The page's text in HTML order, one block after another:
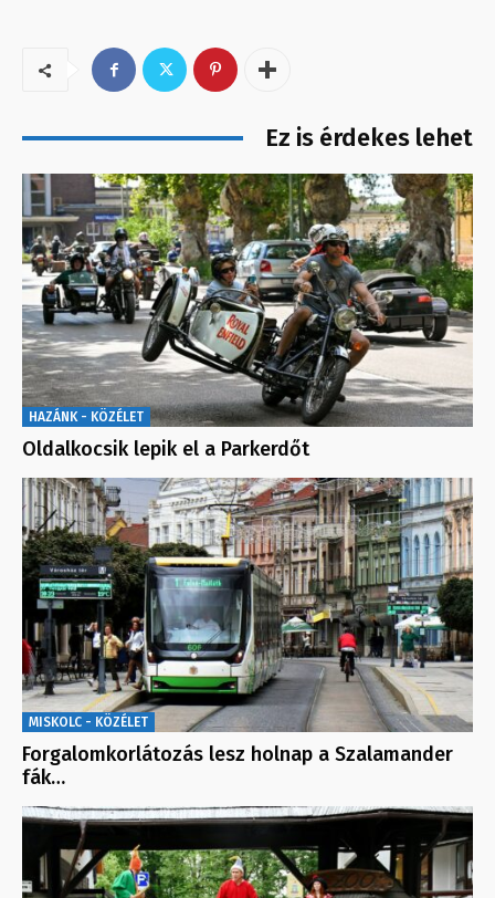
Ez is érdekes lehet
HAZÁNK - KÖZÉLET
Oldalkocsik lepik el a Parkerdőt
MISKOLC - KÖZÉLET
Forgalomkorlátozás lesz holnap a Szalamander
fák…